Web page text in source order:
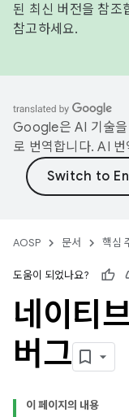
된 최신 버전을 참조
참고하세요.
Google은 AI 기술을
로 번역합니다. AI
AOSP 문서 핵심
도움이 되었나요?
네이티
버그
이 페이지의 내용